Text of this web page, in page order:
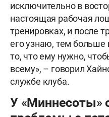
исключительно в
настоящая рабочая
тренировках, и после
его узнаю, тем больше
то, что ему нужно,
всему», – говорил
службе клуба.
У «Миннесоты»